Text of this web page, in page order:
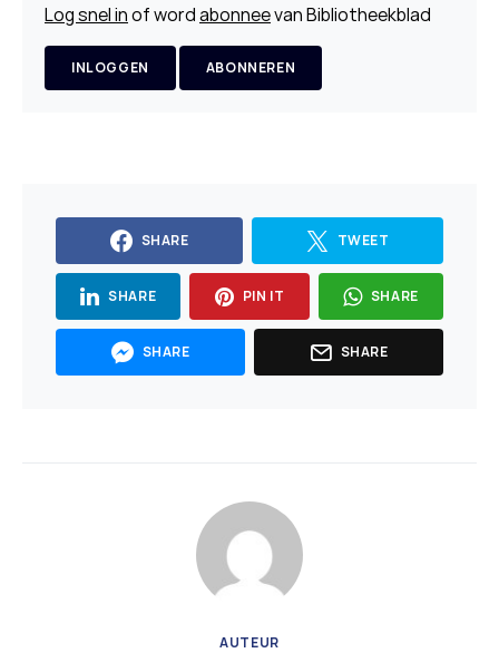
Log snel inof wordabonneevan Bibliotheekblad
INLOGGEN ABONNEREN
SHARE TWEET
SHARE PIN IT SHARE
SHARE SHARE
AUTEUR